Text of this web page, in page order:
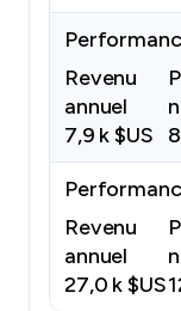
Revenu
annuel
7,9 k $US
Revenu
annuel
27,0 k $US